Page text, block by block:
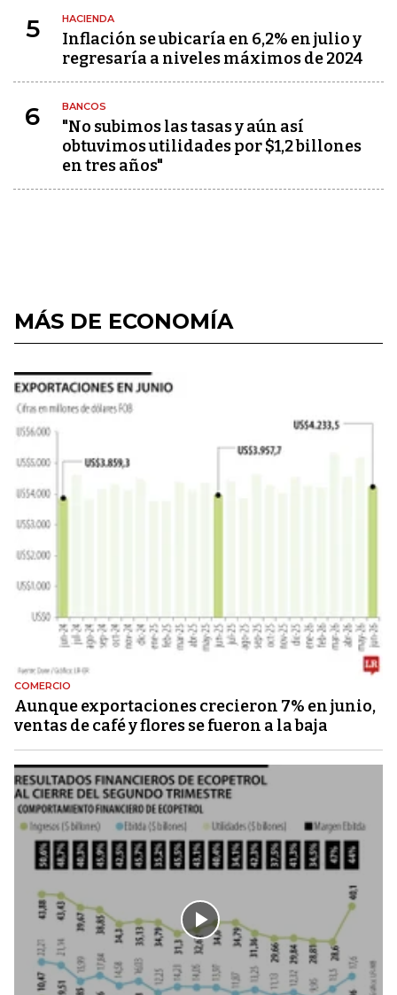
5 HACIENDA
Inflación se ubicaría en 6,2% en julio y
regresaría a niveles máximos de 2024
6 BANCOS
"No subimos las tasas y aún así
obtuvimos utilidades por $1,2 billones
en tres años"
MÁS DE ECONOMÍA
COMERCIO
Aunque exportaciones crecieron 7% en junio,
ventas de café y flores se fueron a la baja